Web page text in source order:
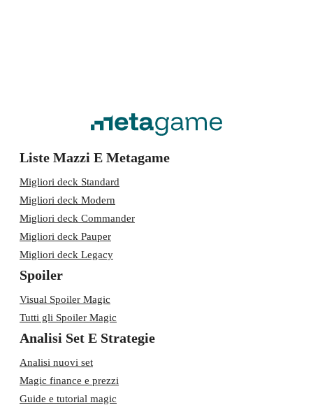
Liste Mazzi E Metagame
Migliori deck Standard
Migliori deck Modern
Migliori deck Commander
Migliori deck Pauper
Migliori deck Legacy
Spoiler
Visual Spoiler Magic
Tutti gli Spoiler Magic
Analisi Set E Strategie
Analisi nuovi set
Magic finance e prezzi
Guide e tutorial magic